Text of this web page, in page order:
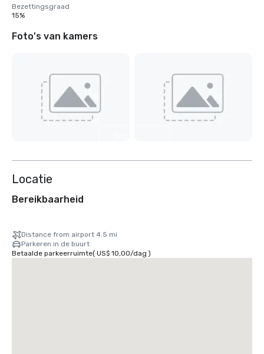
Bezettingsgraad
15%
Foto's van kamers
Locatie
Bereikbaarheid
Distance from airport 4.5 mi
Parkeren in de buurt
Betaalde parkeerruimte( US$ 10,00/dag )